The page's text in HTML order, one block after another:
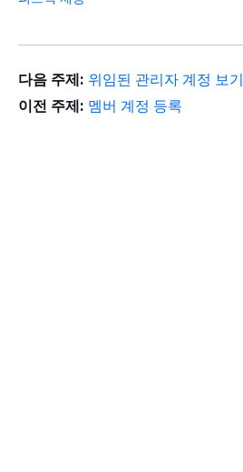
다음 주제: 위임된 관리자 계정 보기
이전 주제: 멤버 계정 등록